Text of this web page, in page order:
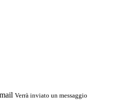
Verrà inviato un messaggio